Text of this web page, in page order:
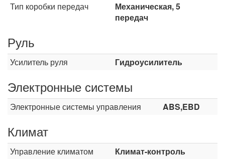
Тип коробки передач
Механическая, 5
передач
Руль
Усилитель руля Гидроусилитель
Электронные системы
Электронные системы управления ABS,EBD
Климат
Управление климатом Климат-контроль